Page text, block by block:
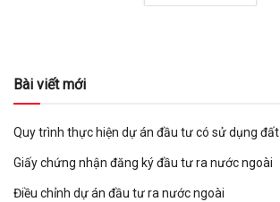
Bài viết mới
Quy trình thực hiện dự án đầu tư có sử dụng đất
Giấy chứng nhận đăng ký đầu tư ra nước ngoài
Điều chỉnh dự án đầu tư ra nước ngoài